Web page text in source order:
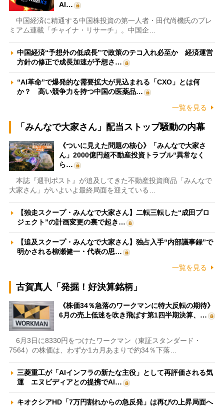
AI…
中国経済に精通する中国株投資の第一人者・田代尚機氏のプレ
ミアム連載「チャイナ・リサーチ」。中国企…
中国経済“予想外の低成長”で政策のテコ入れ必至か 経済運営
方針の修正で成長加速が予想さ…
“AI革命”で爆発的な需要拡大が見込まれる「CXO」とは何
か？ 高い競争力を持つ中国の医薬品…
一覧を見る
「みんなで大家さん」配当ストップ騒動の内幕
《ついに見えた問題の核心》「みんなで大家さ
ん」2000億円超不動産投資トラブル“異常なく
ら…
本誌『週刊ポスト』が追及してきた不動産投資商品「みんなで
大家さん」がいよいよ最終局面を迎えている…
【独走スクープ・みんなで大家さん】二転三転した“成田プロ
ジェクト”の計画変更の裏で起き…
【追及スクープ・みんなで大家さん】独占入手“内部議事録”で
明かされる柳瀬健一・代表の思…
一覧を見る
古賀真人「発掘！好決算銘柄」
《株価34％急落のワークマンに特大反転の期待》
6月の売上低迷を吹き飛ばす第1四半期決算、…
6月3日に8330円をつけたワークマン（東証スタンダード・
7564）の株価は、わずか1カ月あまりで約34％下落…
三菱重工が「AIインフラの新たな主役」として再評価される気
運 エヌビディアとの提携でAI…
キオクシアHD「7万円割れからの急反発」は再びの上昇局面へ